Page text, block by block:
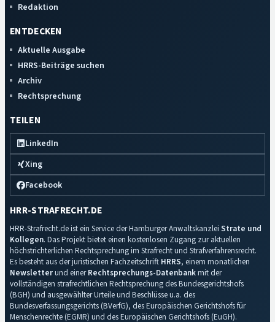
Redaktion
ENTDECKEN
Aktuelle Ausgabe
HRRS-Beiträge suchen
Archiv
Rechtsprechung
TEILEN
LinkedIn
Xing
Facebook
HRR-STRAFRECHT.DE
HRR-Strafrecht.de ist ein Service der Hamburger Anwaltskanzlei Strate und
Kollegen. Das Projekt bietet einen kostenlosen Zugang zur aktuellen
höchstrichterlichen Rechtsprechung im Strafrecht und Strafverfahrensrecht.
Es besteht aus der juristischen Fachzeitschrift HRRS, einem monatlichen
Newsletterund einerRechtsprechungs-Datenbankmit der
vollständigen strafrechtlichen Rechtsprechung des Bundesgerichtshofs
(BGH) und ausgewählter Urteile und Beschlüsse u.a. des
Bundesverfassungsgerichts (BVerfG), des Europäischen Gerichtshofs für
Menschenrechte (EGMR) und des Europäischen Gerichtshofs (EuGH).